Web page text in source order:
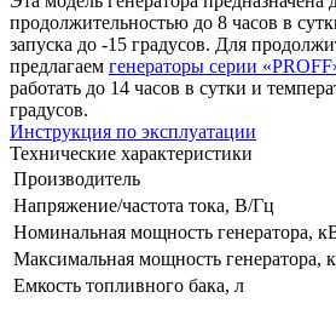
продолжительностью до 8 часов в
запуска до -15 градусов. Для
предлагаем генераторы серии
работать до 14 часов в сутки и
градусов.
Инструкция по эксплуатации
Технические характеристики
Производитель
Напряжение/частота тока, В/Гц
Номинальная мощность генератора,
Максимальная мощность генератора,
Емкость топливного бака, л